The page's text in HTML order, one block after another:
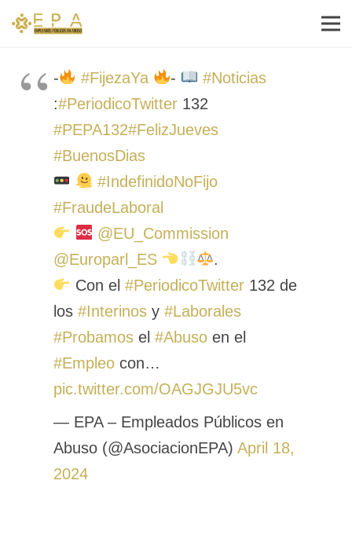
- #FijezaYa -
#Noticias
:#PeriodicoTwitter132
#PEPA132#FelizJueves
#BuenosDias
#IndefinidoNoFijo
#FraudeLaboral
@EU_Commission
@Europarl_ES
.
Con el #PeriodicoTwitter132 de
los #Interinosy #Laborales
#Probamosel #Abusoen el
#Empleocon…
pic.twitter.com/OAGJGJU5vc
— EPA – Empleados Públicos en
Abuso (@AsociacionEPA) April 18,
2024